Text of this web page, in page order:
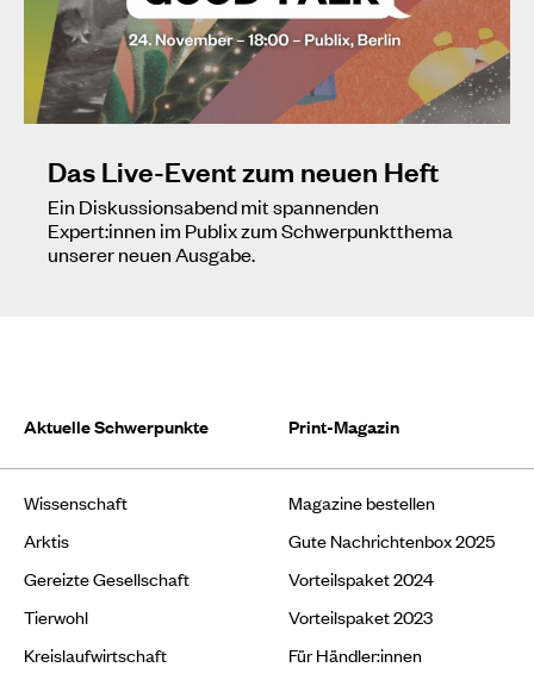
Das Live-Event zum neuen Heft
Ein Diskussionsabend mit spannenden
Expert:innen im Publix zum Schwerpunktthema
unserer neuen Ausgabe.
Aktuelle Schwerpunkte
Wissenschaft
Arktis
Gereizte Gesellschaft
Tierwohl
Kreislaufwirtschaft
Print-Magazin
Magazine bestellen
Gute Nachrichtenbox 2025
Vorteilspaket 2024
Vorteilspaket 2023
Für Händler:innen